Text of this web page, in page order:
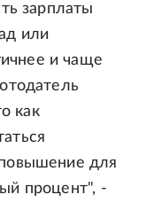
зарплаты
или
и чаще
как
для
процент", -